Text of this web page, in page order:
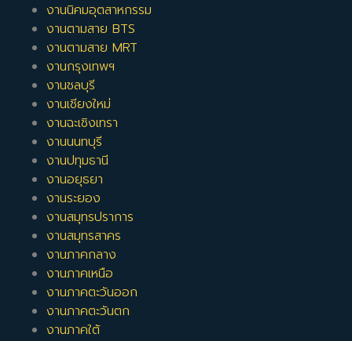
งานนิคมอุตสาหกรรม
งานตามสาย BTS
งานตามสาย MRT
งานกรุงเทพฯ
งานชลบุรี
งานเชียงใหม่
งานฉะเชิงเทรา
งานนนทบุรี
งานปทุมธานี
งานอยุธยา
งานระยอง
งานสมุทรปราการ
งานสมุทรสาคร
งานภาคกลาง
งานภาคเหนือ
งานภาคตะวันออก
งานภาคตะวันตก
งานภาคใต้